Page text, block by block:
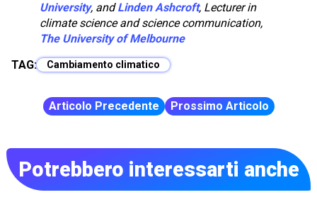
University, andLinden Ashcroft, Lecturer in
climate science and science communication,
The University of Melbourne
TAG:
Cambiamento climatico
Articolo Precedente Prossimo Articolo
Potrebbero interessarti anche